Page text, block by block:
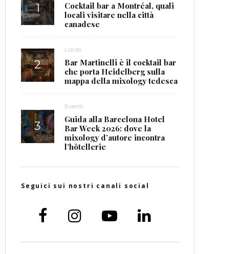
Cocktail bar a Montréal, quali
locali visitare nella città
canadese
Locali
Bar Martinelli è il cocktail bar
che porta Heidelberg sulla
mappa della mixology tedesca
Eventi
Guida alla Barcelona Hotel
Bar Week 2026: dove la
mixology d’autore incontra
l’hôtellerie
Seguici sui nostri canali social